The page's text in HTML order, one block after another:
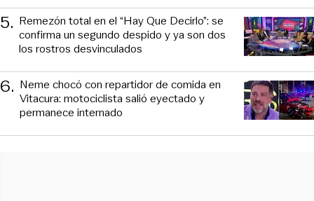
5. Remezón total en el “Hay Que Decirlo”: se
confirma un segundo despido y ya son dos
los rostros desvinculados
6. Neme chocó con repartidor de comida en
Vitacura: motociclista salió eyectado y
permanece internado